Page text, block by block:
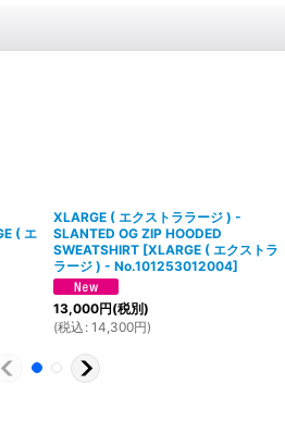
( エ
XLARGE ( エクストララージ ) -
SLANTED OG ZIP HOODED
SWEATSHIRT [XLARGE ( エクストラ
ラージ ) - No.101253012004]
13,000円(税別)
(税込 : 14,300円)